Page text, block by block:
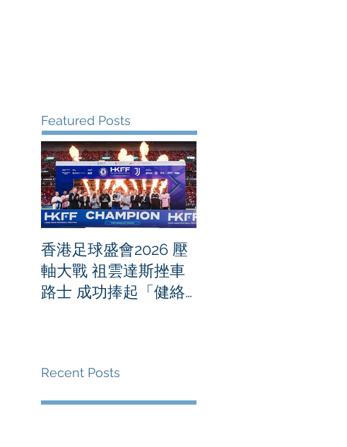
Featured Posts
香港足球盛會2026 壓
軸大戰 祖雲達斯挫車
路士 成功捧起「健絡
Recent Posts